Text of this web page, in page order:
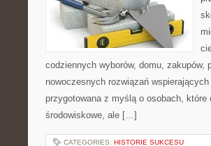
codziennych wyborów, domu, zakupów,
nowoczesnych rozwiązań
przygotowana z myślą o osobach, które
środowiskowe, ale […]
CATEGORIES: HISTORIE SUKCESU